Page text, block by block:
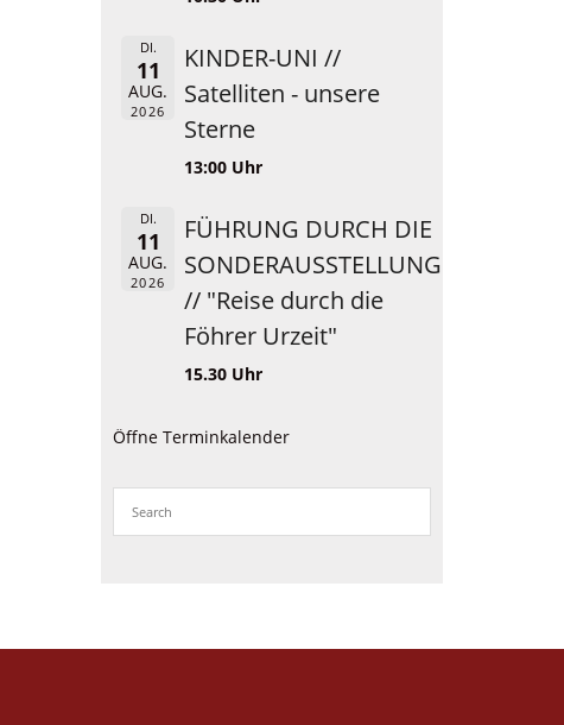
DI.
11
AUG.
2026
KINDER-UNI //
Satelliten - unsere
Sterne
13:00 Uhr
DI.
11
AUG.
2026
FÜHRUNG DURCH DIE
SONDERAUSSTELLUNG
// "Reise durch die
Föhrer Urzeit"
15.30 Uhr
Öffne Terminkalender